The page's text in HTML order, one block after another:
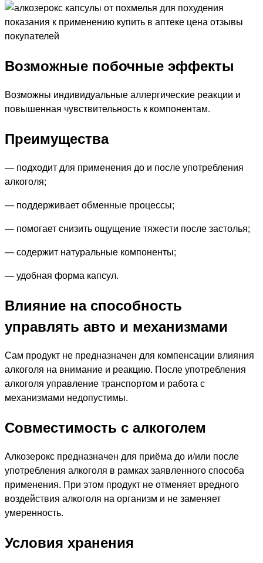
Возможные побочные эффекты
Возможны индивидуальные аллергические реакции и
повышенная чувствительность к компонентам.
Преимущества
— подходит для применения до и после употребления
алкоголя;
— поддерживает обменные процессы;
— помогает снизить ощущение тяжести после застолья;
— содержит натуральные компоненты;
— удобная форма капсул.
Влияние на способность
управлять авто и механизмами
Сам продукт не предназначен для компенсации влияния
алкоголя на внимание и реакцию. После употребления
алкоголя управление транспортом и работа с
механизмами недопустимы.
Совместимость с алкоголем
Алкозерокс предназначен для приёма до и/или после
употребления алкоголя в рамках заявленного способа
применения. При этом продукт не отменяет вредного
воздействия алкоголя на организм и не заменяет
умеренность.
Условия хранения